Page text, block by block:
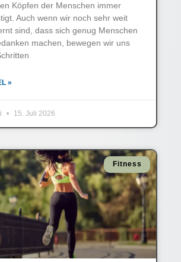
Köpfen der Menschen immer
Auch wenn wir noch sehr weit
sind, dass sich genug Menschen
machen, bewegen wir uns
»
15. Juli 2026
Fitness